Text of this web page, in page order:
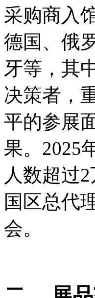
采购商入
德国、俄
牙等，其
决策者，
平的参展
果。2025
人数超过
国区总代
会。